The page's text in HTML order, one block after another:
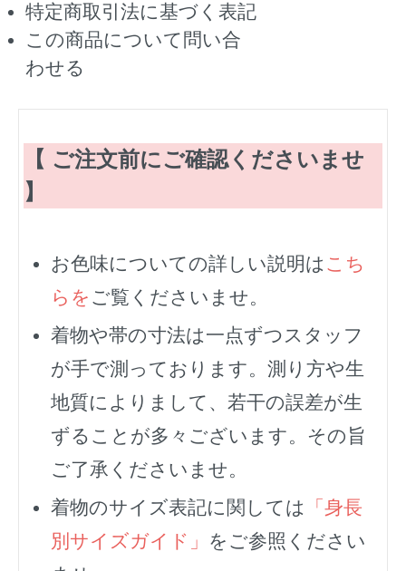
特定商取引法に基づく表記
この商品について問い合
わせる
【 ご注文前にご確認くださいませ
】
お色味についての詳しい説明は こち
らを ご覧くださいませ。
着物や帯の寸法は一点ずつスタッフ
が手で測っております。測り方や生
地質によりまして、若干の誤差が生
ずることが多々ございます。その旨
ご了承くださいませ。
着物のサイズ表記に関しては
「身長
別サイズガイド」 をご参照ください